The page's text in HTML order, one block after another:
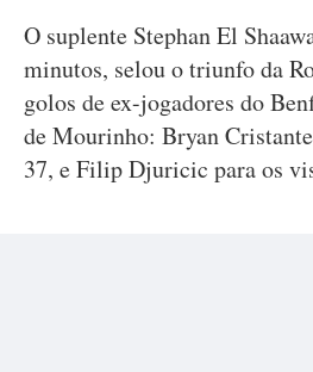
O suplente Stephan El
minutos, selou o triunfo da
golos de ex-jogadores do
de Mourinho: Bryan
37, e Filip Djuricic para os